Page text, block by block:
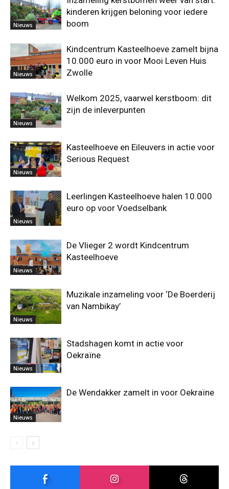
Nieuws
kinderen krijgen beloning voor iedere
boom
Nieuws
Kindcentrum Kasteelhoeve zamelt bijna
10.000 euro in voor Mooi Leven Huis
Zwolle
Nieuws
Welkom 2025, vaarwel kerstboom: dit
zijn de inleverpunten
Nieuws
Kasteelhoeve en Eileuvers in actie voor
Serious Request
Nieuws
Leerlingen Kasteelhoeve halen 10.000
euro op voor Voedselbank
Nieuws
De Vlieger 2 wordt Kindcentrum
Kasteelhoeve
Nieuws
Muzikale inzameling voor ‘De Boerderij
van Nambikay’
Nieuws
Stadshagen komt in actie voor
Oekraïne
Nieuws
De Wendakker zamelt in voor Oekraïne